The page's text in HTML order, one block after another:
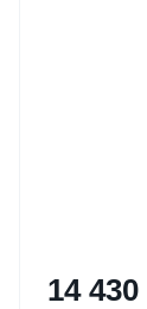
14 430